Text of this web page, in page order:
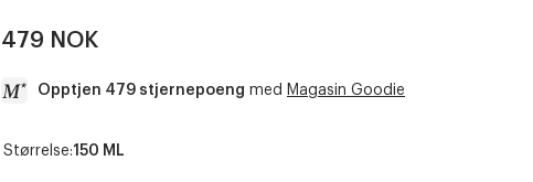
sidelenke.
479 NOK
Opptjen 479 stjernepoeng med Magasin Goodie
a
Størrelse:150 ML